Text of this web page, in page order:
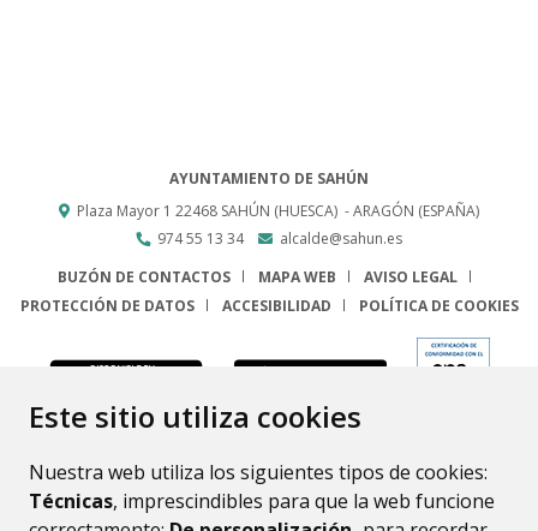
Este sitio utiliza cookies
Nuestra web utiliza los siguientes tipos de cookies:
Técnicas, imprescindibles para que la web funcione
AYUNTAMIENTO DE SAHÚN
Plaza Mayor 1 22468 SAHÚN (HUESCA) - ARAGÓN (ESPAÑA)
974 55 13 34
alcalde@sahun.es
BUZÓN DE CONTACTOS
MAPA WEB
AVISO LEGAL
PROTECCIÓN DE DATOS
ACCESIBILIDAD POLÍTICA DE COOKIES